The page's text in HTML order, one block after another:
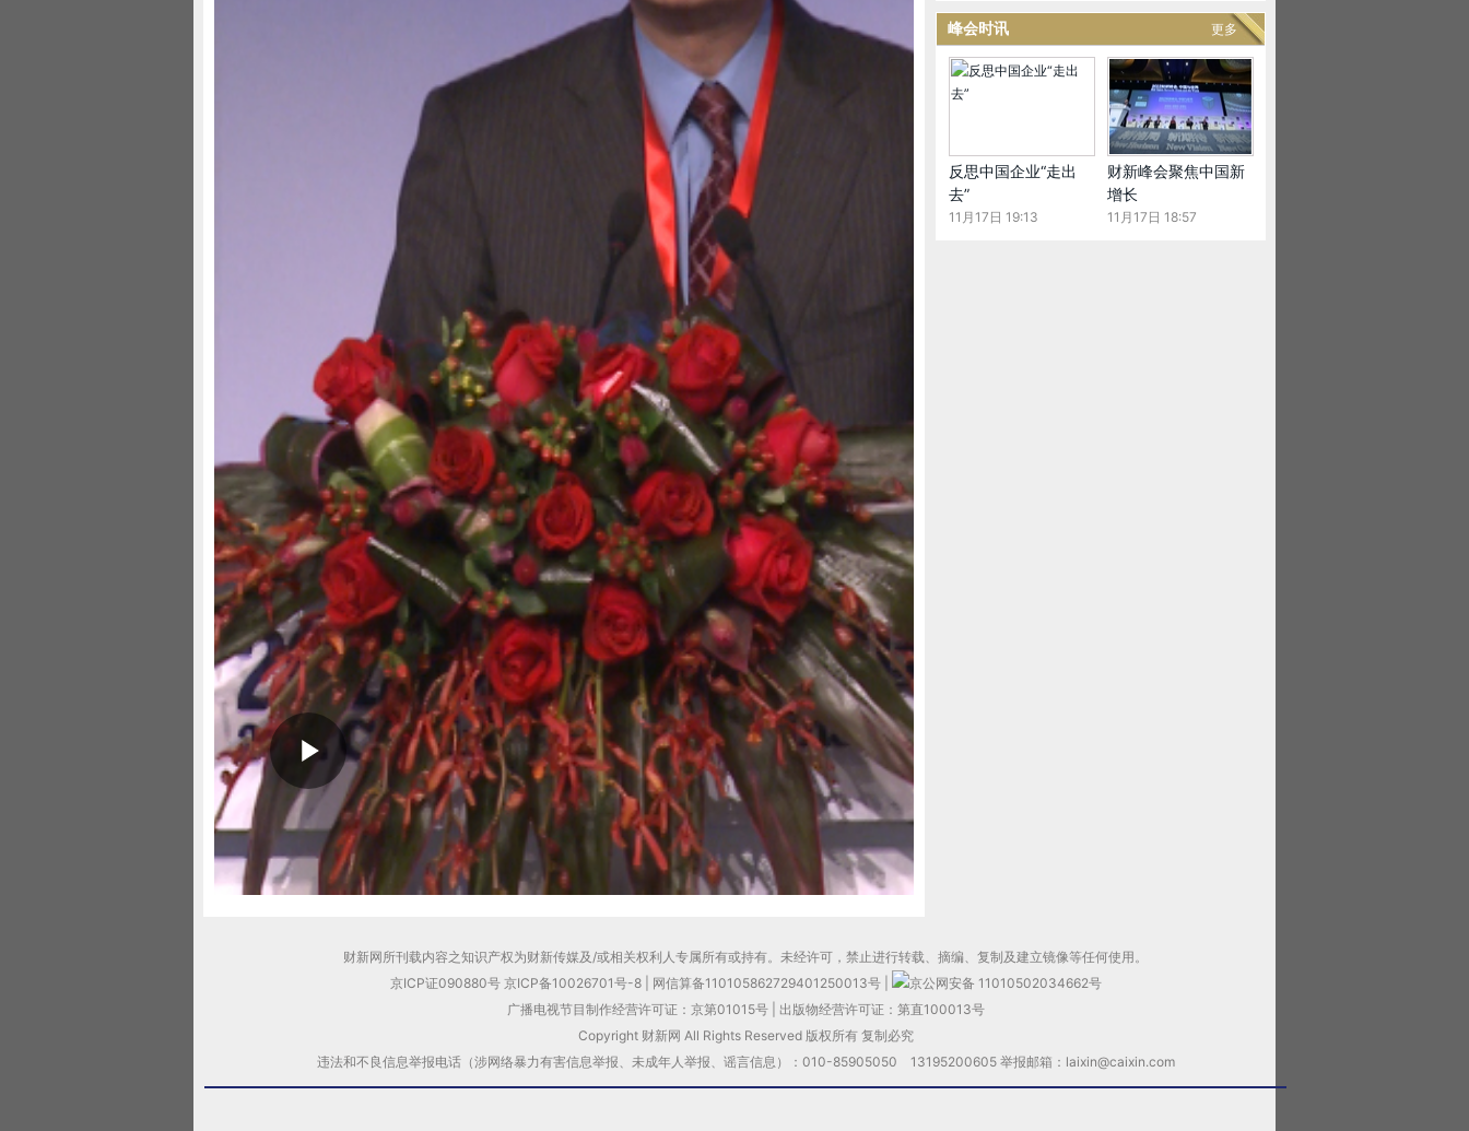
那什么引起了这么大的可能变化呢？现在被称之为“页岩气革命”。举这个例子，说明技术创新
会带来意想不到的变化。中国是除美国之外另一个页岩气储量最大的国家，这是好消息。坏消息
是，我们目前还没有掌握开采技术。由此看到，创新是多么的重要，而创新也应该是中国经济在
现阶段的重要发展动力。目前来看，也是我们非常薄弱的方面。
更多
峰会时讯
反思中国企业“走出
去”
11月17日 19:13
财新峰会聚焦中国新
增长
11月17日 18:57
财新网所刊载内容之知识产权为财新传媒及/或相关权利人专属所有或持有。未经许可，禁止进行转载、摘编、复制及建立镜像等任何使用。
京ICP证090880号 京ICP备10026701号-8 网信算备110105862729401250013号
京公网安备 11010502034662号
广播电视节目制作经营许可证：京第01015号| 出版物经营许可证：第直100013号
Copyright 财新网 All Rights Reserved 版权所有 复制必究
违法和不良信息举报电话（涉网络暴力有害信息举报、未成年人举报、谣言信息）：010-85905050 13195200605 举报邮箱：laixin@caixin.com